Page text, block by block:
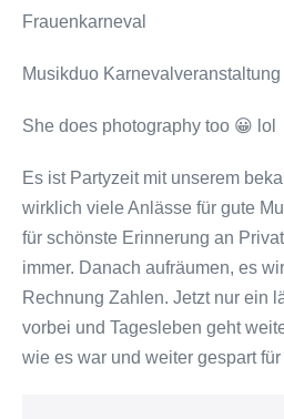
Frauenkarneval
Musikduo Karnevalveranstaltung
She does photography too 😀 lol
Es ist Partyzeit mit unserem
wirklich viele Anlässe für gute
für schönste Erinnerung an
immer. Danach aufräumen, es
Rechnung Zahlen. Jetzt nur ein
vorbei und Tagesleben geht
wie es war und weiter gespart